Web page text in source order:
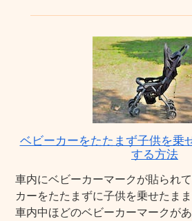
ベビーカーをたたまず子供を乗
する方法
車内にベビーカーマークが貼られ
カーをたたまずに子供を乗せたまま
車内中ほどのベビーカーマークが